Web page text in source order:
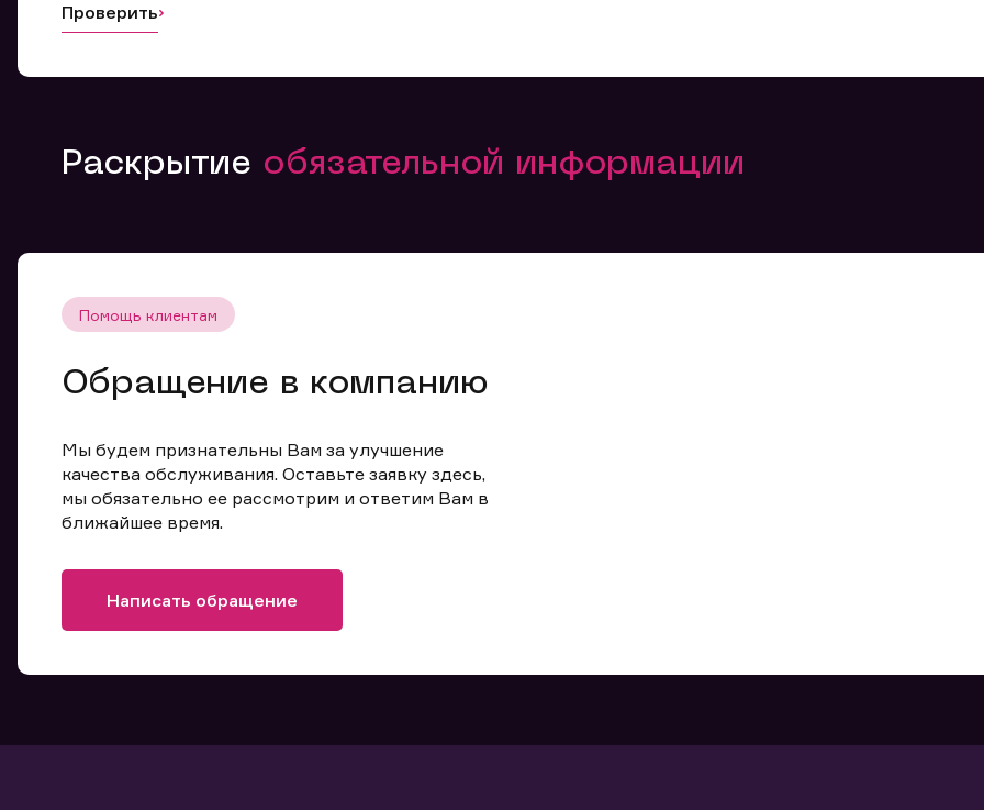
Проверить
Раскрытие обязательной информации
Помощь клиентам
Обращение в компанию
Мы будем признательны Вам за улучшение
качества обслуживания. Оставьте заявку здесь,
мы обязательно ее рассмотрим и ответим Вам в
ближайшее время.
Написать обращение